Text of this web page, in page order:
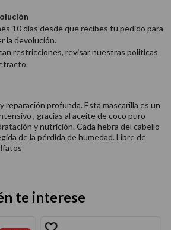
10 días desde que recibes tu pedido para
la devolución.
restricciones, revisar nuestras politicas
reparación profunda. Esta mascarilla es un
, gracias al aceite de coco puro
y nutrición. Cada hebra del cabello
de la pérdida de humedad. Libre de
te interese